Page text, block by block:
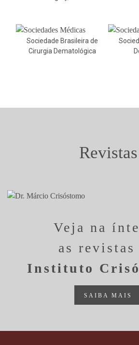
Sociedade Brasileira de
Cirurgia Dematológica
Revistas
Veja na
as revistas
Instituto
SAIBA MAIS